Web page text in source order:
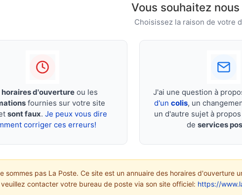
Vous souhaitez
Choisissez la raison de votre
horaires d'ouverture ou les
fournies sur votre site
sont faux.Je peux vous dire
corriger ces erreurs!
J'ai une question à
d'uncolis, un
un d'autre sujet à
de services
sommes pas La Poste. Ce site est un annuaire des horaires
contacter votre bureau de poste via son site officiel: https://